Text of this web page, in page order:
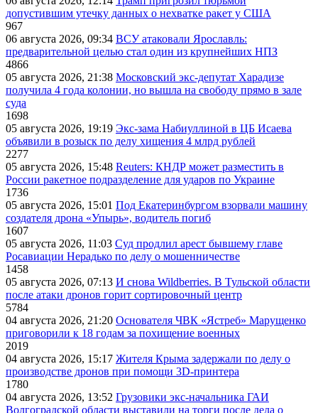
допустившим утечку данных о нехватке ракет у США
967
06 августа 2026, 09:34 ВСУ атаковали Ярославль:
предварительной целью стал один из крупнейших НПЗ
4866
05 августа 2026, 21:38 Московский экс-депутат Харадизе
получила 4 года колонии, но вышла на свободу прямо в зале
суда
1698
05 августа 2026, 19:19 Экс-зама Набиуллиной в ЦБ Исаева
объявили в розыск по делу хищения 4 млрд рублей
2277
05 августа 2026, 15:48 Reuters: КНДР может разместить в
России ракетное подразделение для ударов по Украине
1736
05 августа 2026, 15:01 Под Екатеринбургом взорвали машину
создателя дрона «Упырь», водитель погиб
1607
05 августа 2026, 11:03 Суд продлил арест бывшему главе
Росавиации Нерадько по делу о мошенничестве
1458
05 августа 2026, 07:13 И снова Wildberries. В Тульской области
после атаки дронов горит сортировочный центр
5784
04 августа 2026, 21:20 Основателя ЧВК «Ястреб» Марущенко
приговорили к 18 годам за похищение военных
2019
04 августа 2026, 15:17 Жителя Крыма задержали по делу о
производстве дронов при помощи 3D‑принтера
1780
04 августа 2026, 13:52 Грузовики экс-начальника ГАИ
Волгоградской области выставили на торги после дела о